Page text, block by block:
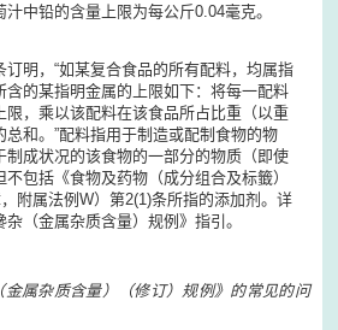
中铅的含量上限为每公斤0.04毫克。
订明，“如某复合食品的所有配料，均属指
含的某指明金属的上限如下：将每一配料
限，乘以该配料在该食品所占比重（以重
总和。”配料指用于制造或配制食物的物
制成状况的该食物的一部分的物质（即使
包括《食物及药物（成分组合及标籤）
附属法例W）第2(1)条所指的添加剂。详
（金属杂质含量）规例》指引。
金属杂质含量）（修订）规例》的常见的问